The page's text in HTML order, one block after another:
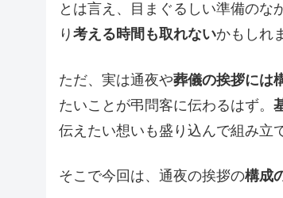
とは言え、目まぐるしい準備のな
り 考える時間も取れないかもしれ
ただ、実は通夜や葬儀の挨拶には
たいことが弔問客に伝わるはず。
伝えたい想いも盛り込んで組み立
そこで今回は、通夜の挨拶の構成